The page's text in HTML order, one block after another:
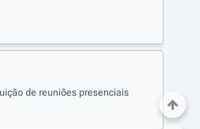
de reuniões presenciais